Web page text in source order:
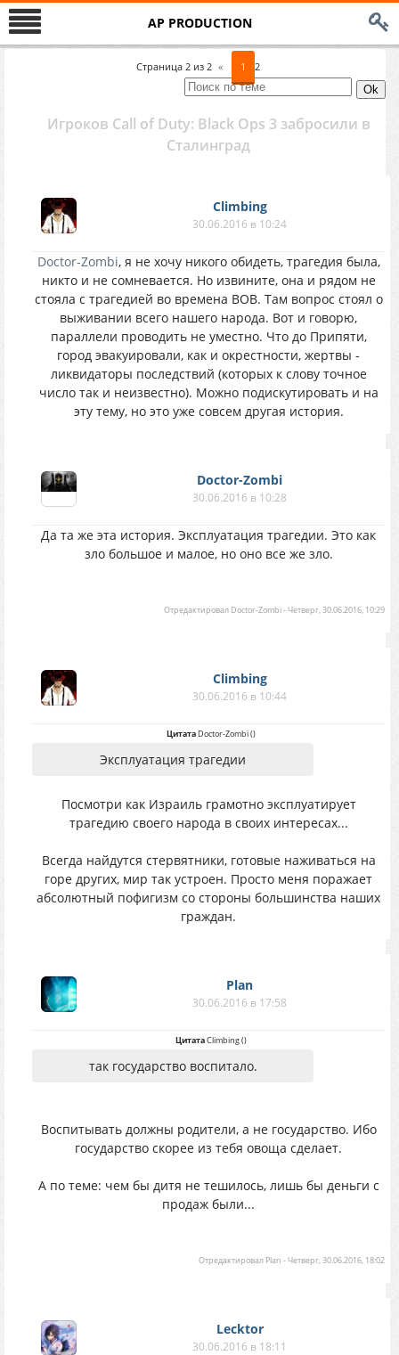
AP PRODUCTION
Страница 2 из 2 « 1 2
Игроков Call of Duty: Black Ops 3 забросили в
Сталинград
Climbing
30.06.2016 в 10:24
Doctor-Zombi, я не хочу никого обидеть, трагедия была,
никто и не сомневается. Но извините, она и рядом не
стояла с трагедией во времена ВОВ. Там вопрос стоял о
выживании всего нашего народа. Вот и говорю,
параллели проводить не уместно. Что до Припяти,
город эвакуировали, как и окрестности, жертвы -
ликвидаторы последствий (которых к слову точное
число так и неизвестно). Можно подискутировать и на
эту тему, но это уже совсем другая история.
Doctor-Zombi
30.06.2016 в 10:28
Да та же эта история. Эксплуатация трагедии. Это как
зло большое и малое, но оно все же зло.
Отредактировал Doctor-Zombi-Четверг, 30.06.2016, 10:29
Climbing
30.06.2016 в 10:44
ЦитатаDoctor-Zombi()
Эксплуатация трагедии
Посмотри как Израиль грамотно эксплуатирует
трагедию своего народа в своих интересах...
Всегда найдутся стервятники, готовые наживаться на
горе других, мир так устроен. Просто меня поражает
абсолютный пофигизм со стороны большинства наших
граждан.
Plan
30.06.2016 в 17:58
ЦитатаClimbing()
так государство воспитало.
Воспитывать должны родители, а не государство. Ибо
государство скорее из тебя овоща сделает.
А по теме: чем бы дитя не тешилось, лишь бы деньги с
продаж были...
Отредактировал Plan -Четверг, 30.06.2016, 18:02
Lecktor
30.06.2016 в 18:11